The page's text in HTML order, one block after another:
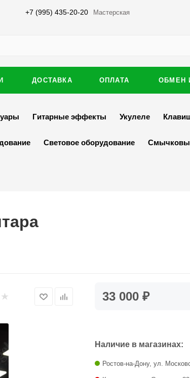
+7 (995) 435-20-20 Мастерская
ДОСТАВКА ОПЛАТА ОБМЕН
Гитарные эффекты Укулеле
Световое оборудование
33 000 ₽
Наличие в магазинах:
Ростов-на-Дону, ул.